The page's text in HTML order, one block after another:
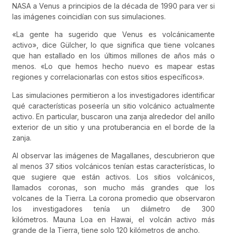
NASA a Venus a principios de la década de 1990 para ver si
las imágenes coincidían con sus simulaciones.
«La gente ha sugerido que Venus es volcánicamente
activo», dice Gülcher, lo que significa que tiene volcanes
que han estallado en los últimos millones de años más o
menos. «Lo que hemos hecho nuevo es mapear estas
regiones y correlacionarlas con estos sitios específicos».
Las simulaciones permitieron a los investigadores identificar
qué características poseería un sitio volcánico actualmente
activo. En particular, buscaron una zanja alrededor del anillo
exterior de un sitio y una protuberancia en el borde de la
zanja.
Al observar las imágenes de Magallanes, descubrieron que
al menos 37 sitios volcánicos tenían estas características, lo
que sugiere que están activos. Los sitios volcánicos,
llamados coronas, son mucho más grandes que los
volcanes de la Tierra. La corona promedio que observaron
los investigadores tenía un diámetro de 300
kilómetros. Mauna Loa en Hawai, el volcán activo más
grande de la Tierra, tiene solo 120 kilómetros de ancho.